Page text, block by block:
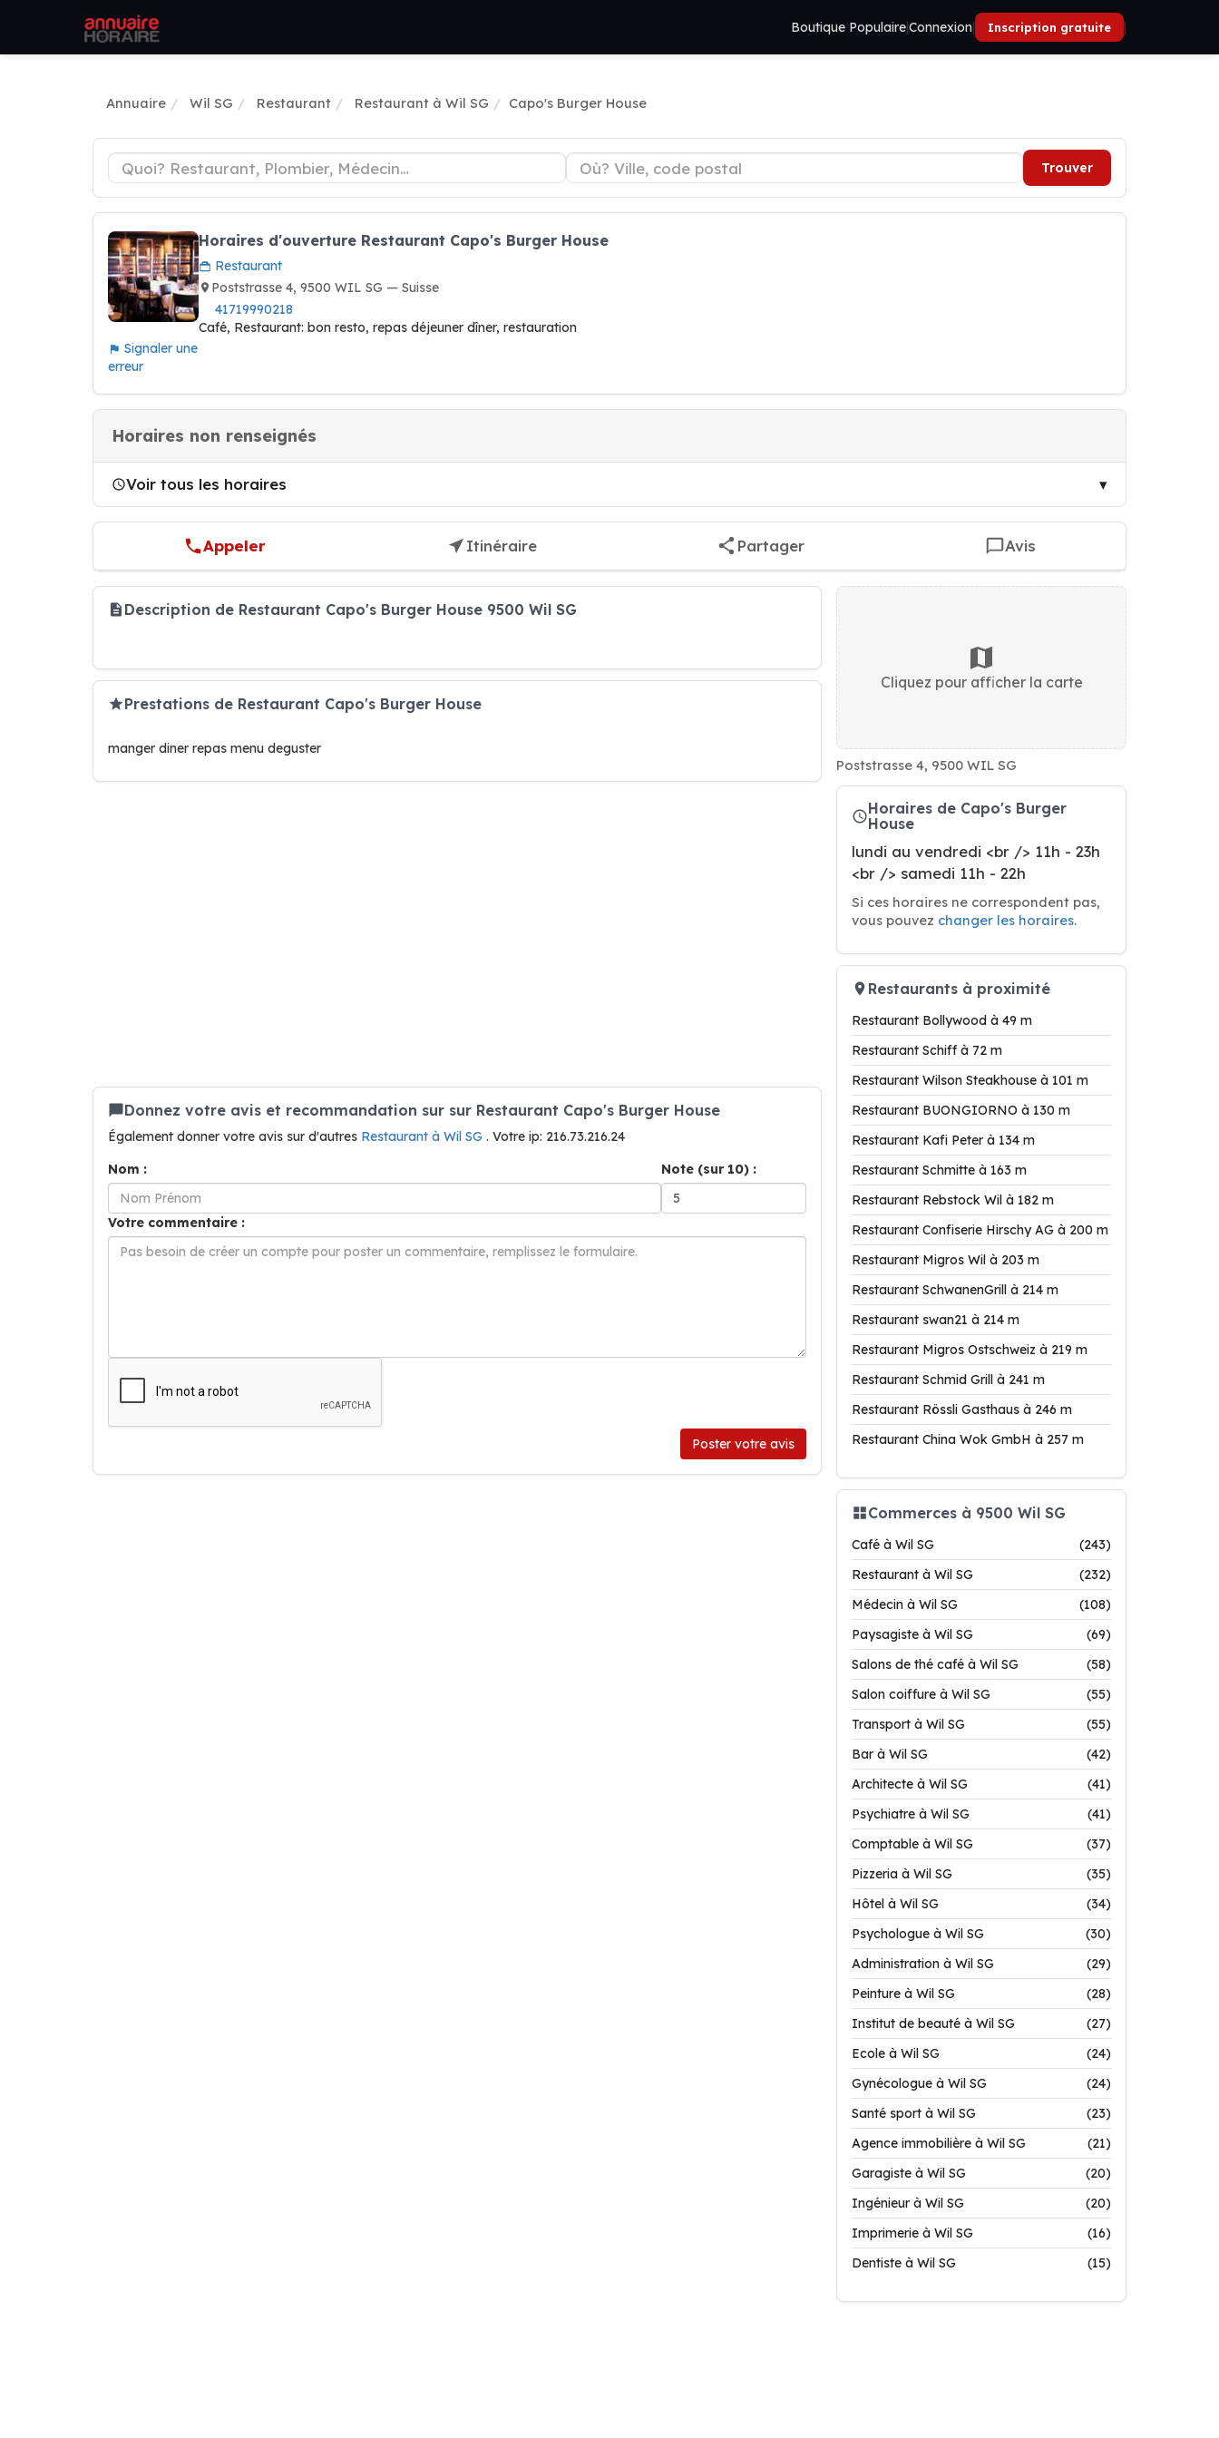
Boutique Populaire|Connexion| Inscription gratuite |
Annuaire Wil SG Restaurant Restaurant à Wil SG Capo's Burger House
Trouver
Signaler une
erreur
Horaires d'ouverture Restaurant Capo's Burger House
Restaurant
Poststrasse 4, 9500 WIL SG — Suisse
41719990218
Café, Restaurant: bon resto, repas déjeuner dîner, restauration
Horaires non renseignés
Voir tous les horaires
Appeler Itinéraire Partager Avis
Description de Restaurant Capo's Burger House 9500 Wil SG
Prestations de Restaurant Capo's Burger House
manger diner repas menu deguster
Donnez votre avis et recommandation sur sur Restaurant Capo's Burger House
Également donner votre avis sur d'autres Restaurant à Wil SG . Votre ip: 216.73.216.24
Nom :
Note (sur 10) :
Votre commentaire :
Poster votre avis
Cliquez pour afficher la carte
Poststrasse 4, 9500 WIL SG
Horaires de Capo's Burger
House
lundi au vendredi <br /> 11h - 23h
<br /> samedi 11h - 22h
Si ces horaires ne correspondent pas,
vous pouvez changer les horaires.
Restaurants à proximité
Restaurant Bollywood à 49 m
Restaurant Schiff à 72 m
Restaurant Wilson Steakhouse à 101 m
Restaurant BUONGIORNO à 130 m
Restaurant Kafi Peter à 134 m
Restaurant Schmitte à 163 m
Restaurant Rebstock Wil à 182 m
Restaurant Confiserie Hirschy AG à 200 m
Restaurant Migros Wil à 203 m
Restaurant SchwanenGrill à 214 m
Restaurant swan21 à 214 m
Restaurant Migros Ostschweiz à 219 m
Restaurant Schmid Grill à 241 m
Restaurant Rössli Gasthaus à 246 m
Restaurant China Wok GmbH à 257 m
Commerces à 9500 Wil SG
Café à Wil SG
(243)
Restaurant à Wil SG
(232)
Médecin à Wil SG
(108)
Paysagiste à Wil SG
(69)
Salons de thé café à Wil SG
(58)
Salon coiffure à Wil SG
(55)
Transport à Wil SG
(55)
Bar à Wil SG
(42)
Architecte à Wil SG
(41)
Psychiatre à Wil SG
(41)
Comptable à Wil SG
(37)
Pizzeria à Wil SG
(35)
Hôtel à Wil SG
(34)
Psychologue à Wil SG
(30)
Administration à Wil SG
(29)
Peinture à Wil SG
(28)
Institut de beauté à Wil SG
(27)
Ecole à Wil SG
(24)
Gynécologue à Wil SG
(24)
Santé sport à Wil SG
(23)
Agence immobilière à Wil SG
(21)
Garagiste à Wil SG
(20)
Ingénieur à Wil SG
(20)
Imprimerie à Wil SG
(16)
Dentiste à Wil SG
(15)